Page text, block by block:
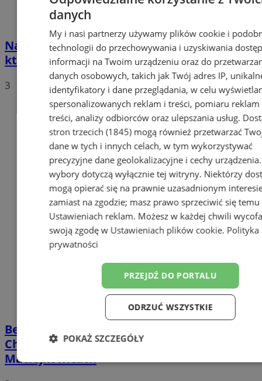
Najciekawsze atrakcje europejskich miast,
które warto odwiedzić
3
Bezpłatny spektakl plenerowy w
Chorzowie. „Świtezianka” na boisku w
Maciejkowicach
danych
My i nasi partnerzy używamy plików cookie i
technologii do przechowywania i uzyskiwania
informacji na Twoim urządzeniu oraz do
danych osobowych, takich jak Twój adres IP,
identyfikatory i dane przeglądania, w celu
spersonalizowanych reklam i treści, pomiaru reklam
treści, analizy odbiorców oraz ulepszania usług.
stron trzecich (1845)mogą również przetwarzać
dane w tych i innych celach, w tym wykorzystywać
precyzyjne dane geolokalizacyjne i cechy
wybory dotyczą wyłącznie tej witryny. Niektórzy
mogą opierać się na prawnie uzasadnionym
zamiast na zgodzie; masz prawo sprzeciwić się temu
Ustawieniach reklam. Możesz w każdej chwili
swoją zgodę w Ustawieniach plików cookie. Polityka
prywatności
PRZEJDŹ DO PORTALU
ODRZUĆ WSZYSTKIE
POKAŻ SZCZEGÓŁY
Niezbędne Wydajność